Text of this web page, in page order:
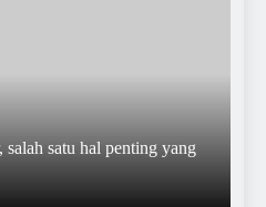
satu hal penting yang